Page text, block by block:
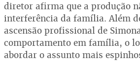
diretor afirma que a produção
interferência da família. Além
ascensão profissional de
comportamento em família, o
abordar o assunto mais